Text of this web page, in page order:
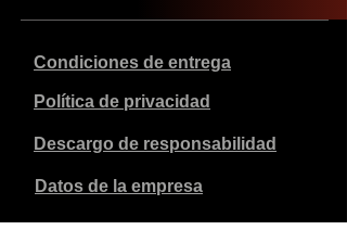
Condiciones de entrega
Política de privacidad
Descargo de responsabilidad
Datos de la empresa